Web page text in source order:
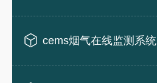
cems烟气在线监测系统